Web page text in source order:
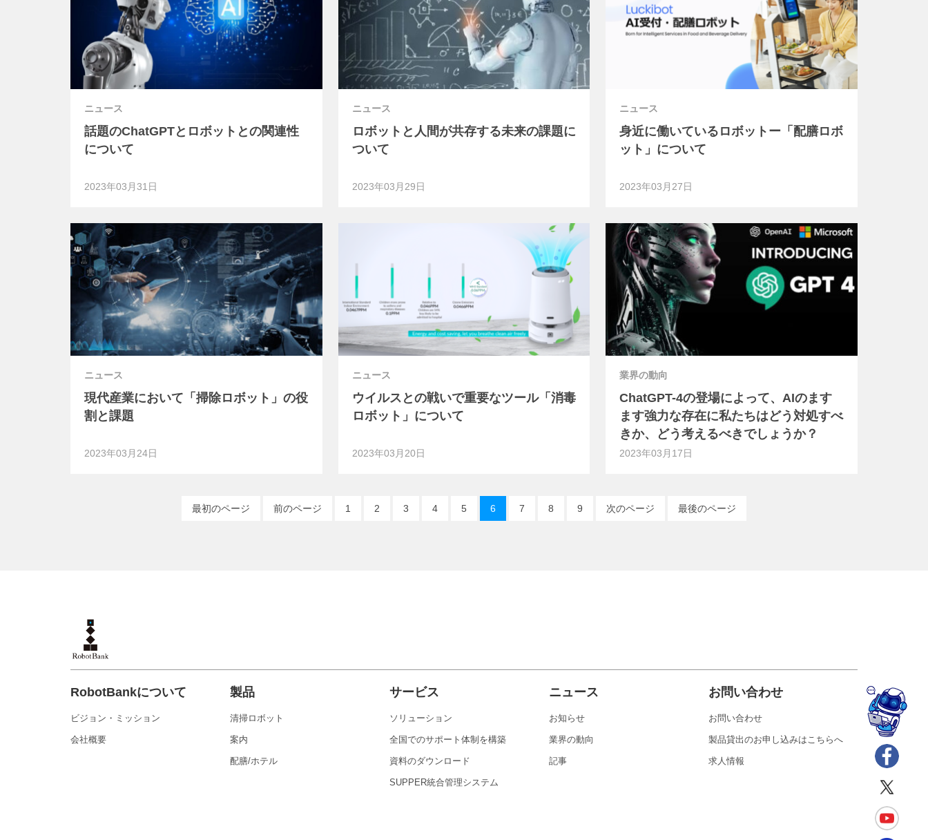
ニュース
話題のChatGPTとロボットとの関連性
について
2023年03月31日
ニュース
ロボットと人間が共存する未来の課題に
ついて
2023年03月29日
ニュース
身近に働いているロボットー「配膳ロボ
ット」について
2023年03月27日
ニュース
現代産業において「掃除ロボット」の役
割と課題
2023年03月24日
ニュース
ウイルスとの戦いで重要なツール「消毒
ロボット」について
2023年03月20日
業界の動向
ChatGPT-4の登場によって、AIのます
ます強力な存在に私たちはどう対処すべ
きか、どう考えるべきでしょうか？
2023年03月17日
最初のページ 前のページ 1 2 3 4 5 6 7 8 9 次のページ 最後のページ
RobotBankについて
ビジョン・ミッション
会社概要
製品
清掃ロボット
案内
配膳/ホテル
サービス
ソリューション
全国でのサポート体制を構築
資料のダウンロード
SUPPER統合管理システム
ニュース
お知らせ
業界の動向
記事
お問い合わせ
お問い合わせ
製品貸出のお申し込みはこちらへ
求人情報